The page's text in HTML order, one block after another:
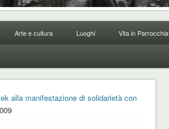
Arte e cultura Luoghi Vita in Parrocchia
alla manifestazione di solidarietà con